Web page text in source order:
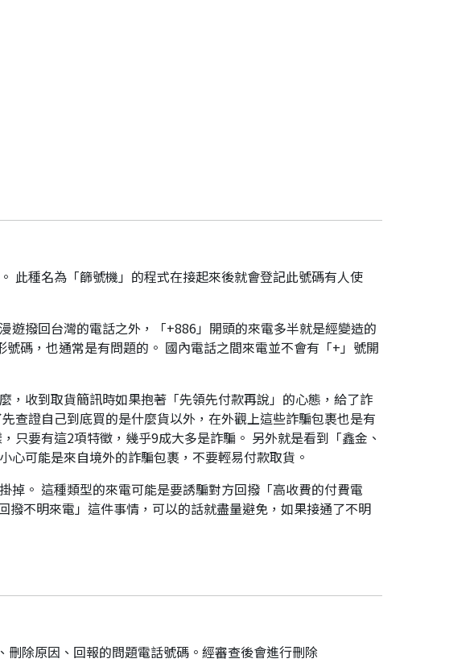
此種名為「篩號機」的程式在接起來後就會登記此號碼有人使
撥回台灣的電話之外，「+886」開頭的來電多半就是經變造的
碼，也通常是有問題的。 國內電話之間來電並不會有「+」號開
，收到取貨簡訊時如果抱著「先領先付款再說」的心態，給了詐
查證自己到底買的是什麼貨以外，在外觀上這些詐騙包裹也是有
只要有這2項特徵，幾乎9成大多是詐騙。 另外就是看到「鑫金、
可能是來自境外的詐騙包裹，不要輕易付款取貨。
掉。 這種類型的來電可能是要誘騙對方回撥「高收費的付費電
不明來電」這件事情，可以的話就盡量避免，如果接通了不明
刪除原因、回報的問題電話號碼。經審查後會進行刪除